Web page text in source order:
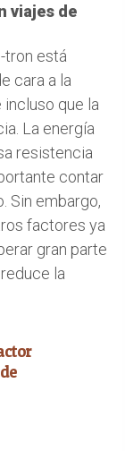
viajes de
tron está
cara a la
que la
La energía
resistencia
contar
Sin embargo,
factores ya
gran parte
la